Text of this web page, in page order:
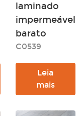
laminado
impermeável
barato
C0539
Leia
mais